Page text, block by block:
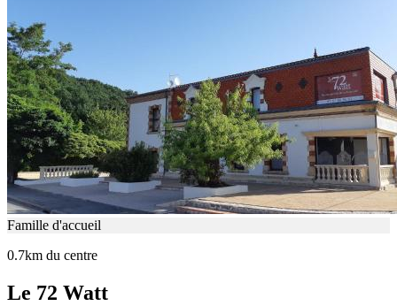
Famille d'accueil
0.7km du centre
Le 72 Watt